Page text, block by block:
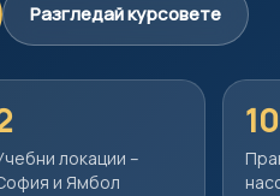
Разгледай курсовете
локации –
и Ямбол